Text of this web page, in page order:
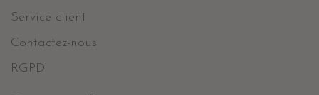
Service client
Contactez-nous
RGPD